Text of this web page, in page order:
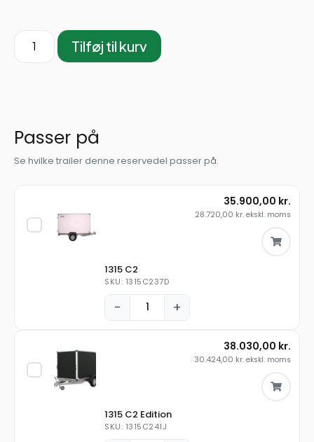
Tilføj til kurv
Passer på
Se hvilke trailer denne reservedel passer på.
1315 C2
SKU: 1315C237D
− +
35.900,00 kr.
28.720,00 kr. ekskl. moms
1315 C2 Edition
SKU: 1315C241J
38.030,00 kr.
30.424,00 kr. ekskl. moms